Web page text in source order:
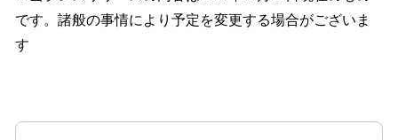
です。諸般の事情により予定を変更する場合がございま
す